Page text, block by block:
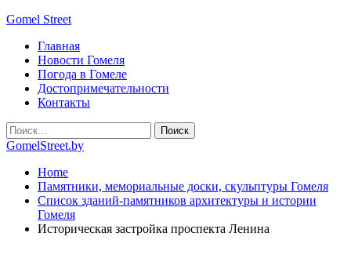
Gomel Street
Главная
Новости Гомеля
Погода в Гомеле
Достопримечательности
Контакты
GomelStreet.by
Home
Памятники, мемориальные доски, скульптуры Гомеля
Список зданий-памятников архитектуры и истории
Гомеля
Историческая застройка проспекта Ленина